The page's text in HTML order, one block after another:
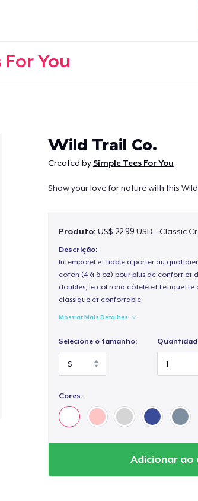
For You
Wild Trail Co.
Created bySimple Tees For You
Show your love for nature with this
Produto: US$ 22,99 USD - Classic
Descrição:
Intemporel et fiable à porter au
coton (4 à 6 oz) pour plus de confort et
doubles, le col rond côtelé et
classique et confortable.
Mostrar Mais Detalhes
Selecione o tamanho:
Cores:
Adicionar ao